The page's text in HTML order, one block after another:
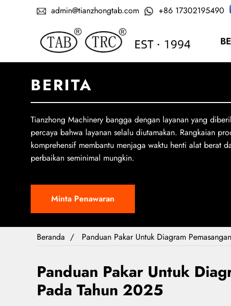
admin@tianzhongtab.com +86 17302195490
BERITA
Tianzhong Machinery bangga dengan layanan yang
percaya bahwa layanan selalu diutamakan. Rangkaian
komprehensif membantu menjaga waktu henti alat berat
perbaikan seminimal mungkin.
Minta Penawaran
Beranda Panduan Pakar Untuk Diagram
Panduan Pakar Untuk
Pada Tahun 2025